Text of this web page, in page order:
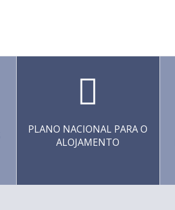
PLANO NACIONAL PARA O
ALOJAMENTO